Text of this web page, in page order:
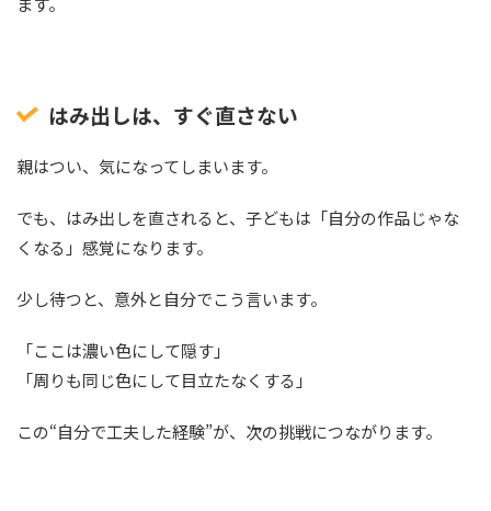
はみ出しは、すぐ直さない
親はつい、気になってしまいます。
でも、はみ出しを直されると、子どもは「自分の作品じゃな
くなる」感覚になります。
少し待つと、意外と自分でこう言います。
「ここは濃い色にして隠す」
「周りも同じ色にして目立たなくする」
この“自分で工夫した経験”が、次の挑戦につながります。